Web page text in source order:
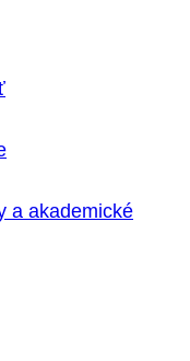
a akademické